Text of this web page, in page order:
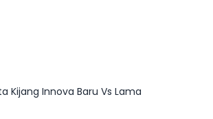
Kijang Innova Baru Vs Lama